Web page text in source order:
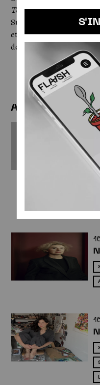
Temps des bêtes féroces. Une
Sud pour un ouvrage qui
et pouvoir. Et si vous ne
démarrez par le premier. 📚
AUTRES